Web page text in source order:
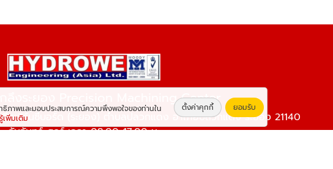
ลึงระยอง Precision Machining Center
เทิร์นซีบอร์ด (ระยอง) ตำบลปลวกแดง อำเภอปลวกแดง ระยอง 21140
วันจันทร์-ศุกร์ เวลา 08:00-17:00 น.
ธิภาพและมอบประสบการณ์ความพึงพอใจของท่านใน
เพิ่มเติม
ตั้งค่าคุกกี้ ยอมรับ